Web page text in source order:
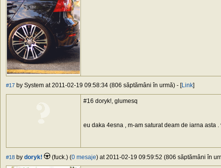
#17 by System at 2011-02-19 09:58:34 (806 săptămâni în urmă) - [Link]
#16 doryk!, glumesq
eu daka 4esna , m-am saturat deam de iarna asta
#18 by doryk! (fuck.) (0 mesaje) at 2011-02-19 09:59:52 (806 săptămâni în